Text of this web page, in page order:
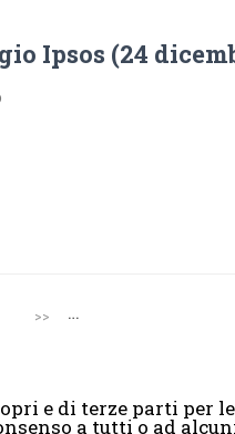
Ipsos (24
…
>>
e di terze parti
a tutti o ad